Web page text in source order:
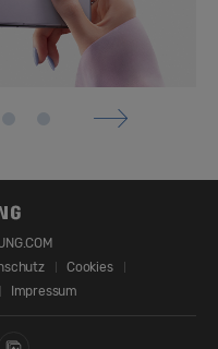
Cookies
Impressum